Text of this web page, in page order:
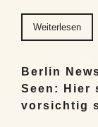
Weiterlesen
Berlin
Seen: Hier
vorsichtig